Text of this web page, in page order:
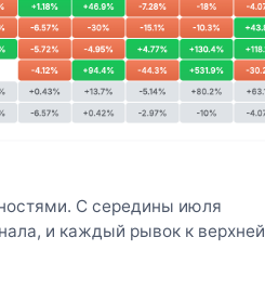
С середины июля
и каждый рывок к верхней